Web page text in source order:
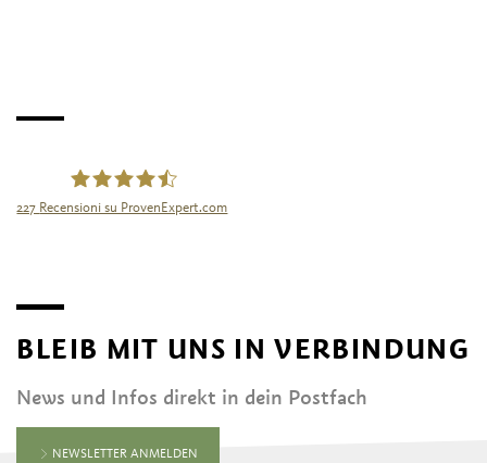
227 Recensioni su ProvenExpert.com
BLEIB MIT UNS IN VERBINDUNG
News und Infos direkt in dein Postfach
NEWSLETTER ANMELDEN